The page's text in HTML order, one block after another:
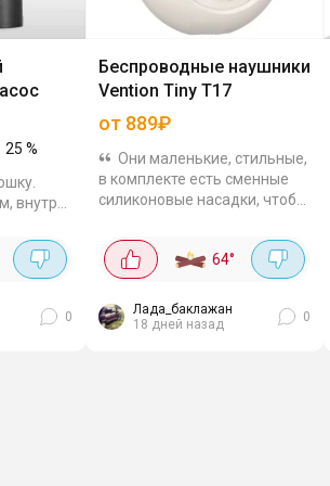
25 %
внутри
C.
0
Беспроводные наушники
Vention Tiny T17
от 889₽
Они маленькие, стильные,
в комплекте есть сменные
силиконовые насадки, чтобы
Работают по Bluetooth 5.3,
подключаются быстро и
стабильно, можно...
64°
Лада_баклажан
18 дней назад
0